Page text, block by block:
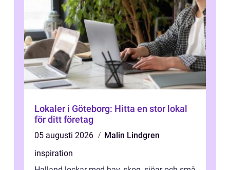
Lokaler i Göteborg: Hitta en stor lokal
för ditt företag
05 augusti 2026
Malin Lindgren
inspiration